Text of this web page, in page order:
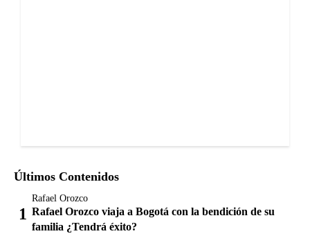
Últimos Contenidos
Rafael Orozco
Rafael Orozco viaja a Bogotá con la bendición de su
familia ¿Tendrá éxito?